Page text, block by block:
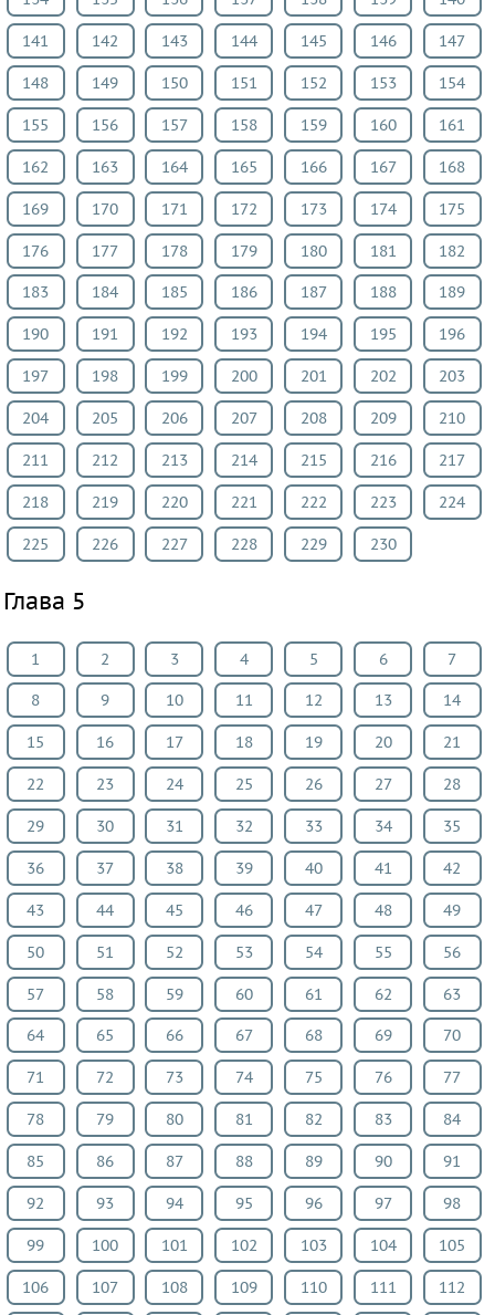
141 142 143 144 145 146 147
148 149 150 151 152 153 154
155 156 157 158 159 160 161
162 163 164 165 166 167 168
169 170 171 172 173 174 175
176 177 178 179 180 181 182
183 184 185 186 187 188 189
190 191 192 193 194 195 196
197 198 199 200 201 202 203
204 205 206 207 208 209 210
211 212 213 214 215 216 217
218 219 220 221 222 223 224
225 226 227 228 229 230
Глава 5
1 2 3 4 5 6 7
8 9 10 11 12 13 14
15 16 17 18 19 20 21
22 23 24 25 26 27 28
29 30 31 32 33 34 35
36 37 38 39 40 41 42
43 44 45 46 47 48 49
50 51 52 53 54 55 56
57 58 59 60 61 62 63
64 65 66 67 68 69 70
71 72 73 74 75 76 77
78 79 80 81 82 83 84
85 86 87 88 89 90 91
92 93 94 95 96 97 98
99 100 101 102 103 104 105
106 107 108 109 110 111 112